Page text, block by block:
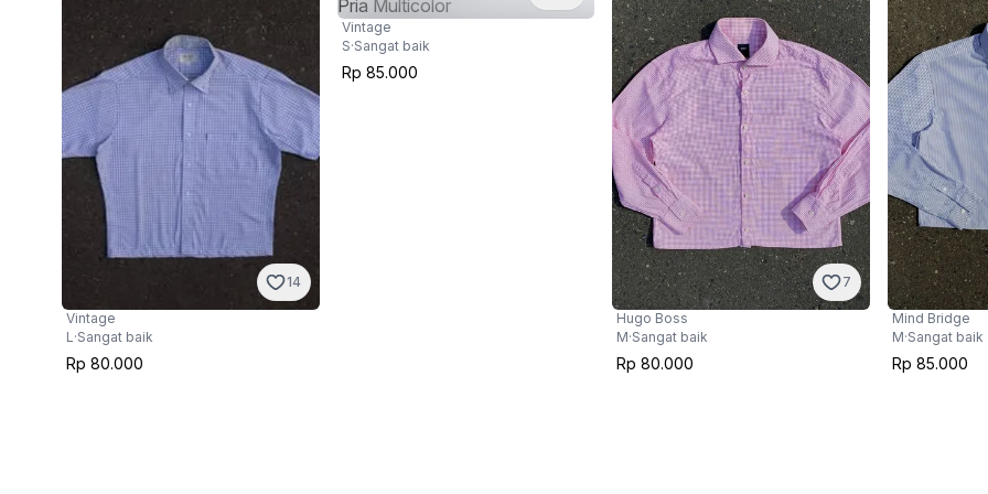
14
Vintage
L ·Sangat baik
Rp 80.000
Vintage
S·Sangat baik
Rp 85.000
7
Hugo Boss
M·Sangat baik
Rp 80.000
Mind Bridge
M·Sangat baik
Rp 85.000